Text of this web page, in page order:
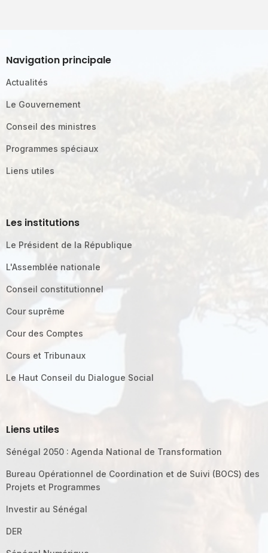
Navigation principale
Actualités
Le Gouvernement
Conseil des ministres
Programmes spéciaux
Liens utiles
Les institutions
Le Président de la République
L'Assemblée nationale
Conseil constitutionnel
Cour suprême
Cour des Comptes
Cours et Tribunaux
Le Haut Conseil du Dialogue Social
Liens utiles
Sénégal 2050 : Agenda National de Transformation
Bureau Opérationnel de Coordination et de Suivi (BOCS) des
Projets et Programmes
Investir au Sénégal
DER